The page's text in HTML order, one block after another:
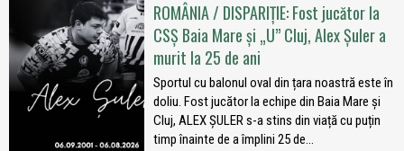
ROMÂNIA / DISPARIȚIE: Fost jucător la
CSȘ Baia Mare și „U” Cluj, Alex Șuler a
murit la 25 de ani
Sportul cu balonul oval din țara noastră este în
doliu. Fost jucător la echipe din Baia Mare și
Cluj, ALEX ȘULER s-a stins din viață cu puțin
timp înainte de a împlini 25 de...